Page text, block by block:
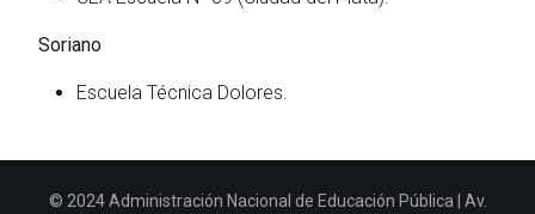
Soriano
Escuela Técnica Dolores.
© 2024 Administración Nacional de Educación Pública | Av.